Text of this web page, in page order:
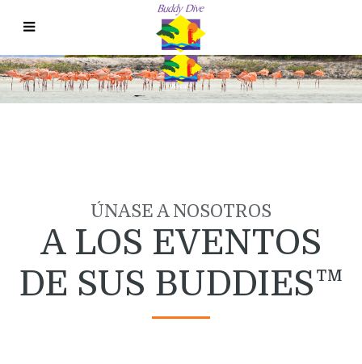
ÚNASE A NOSOTROS
A LOS EVENTOS
DE SUS BUDDIES™